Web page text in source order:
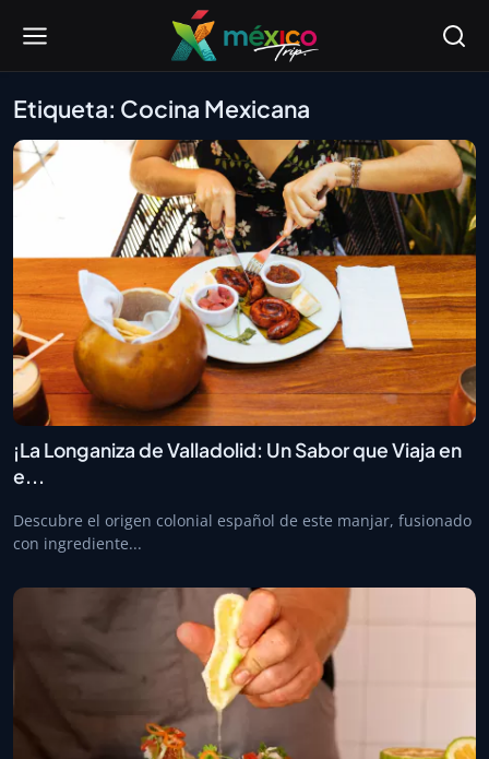
Etiqueta: Cocina Mexicana
¡La Longaniza de Valladolid: Un Sabor que Viaja en
e...
Descubre el origen colonial español de este manjar, fusionado
con ingrediente...